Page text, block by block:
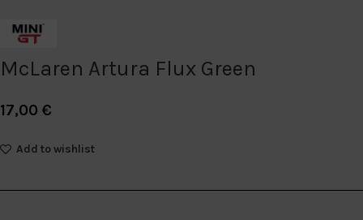
McLaren Artura Flux Green
17,00 €
Add to wishlist